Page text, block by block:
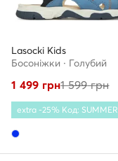
Lasocki Kids
Босоніжки · Голубий
1 499 грн1 599грн
extra -25% Код: SUMMER